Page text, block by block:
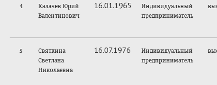
4
Калачев Юрий
Валентинович
16.01.1965
Индивидуальный
предприниматель
5
Святкина
Светлана
Николаевна
16.07.1976
Индивидуальный
предприниматель